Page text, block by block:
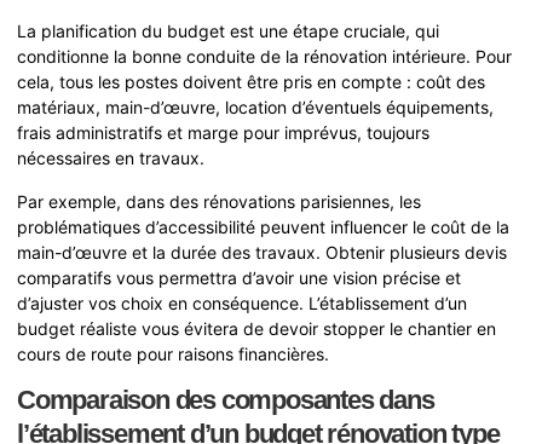
La planification du budget est une étape cruciale, qui
conditionne la bonne conduite de la rénovation intérieure. Pour
cela, tous les postes doivent être pris en compte : coût des
matériaux, main-d’œuvre, location d’éventuels équipements,
frais administratifs et marge pour imprévus, toujours
nécessaires en travaux.
Par exemple, dans des rénovations parisiennes, les
problématiques d’accessibilité peuvent influencer le coût de la
main-d’œuvre et la durée des travaux. Obtenir plusieurs devis
comparatifs vous permettra d’avoir une vision précise et
d’ajuster vos choix en conséquence. L’établissement d’un
budget réaliste vous évitera de devoir stopper le chantier en
cours de route pour raisons financières.
Comparaison des composantes dans
l’établissement d’un budget rénovation type